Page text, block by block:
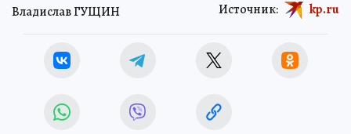
Владислав ГУЩИН Источник: kp.ru